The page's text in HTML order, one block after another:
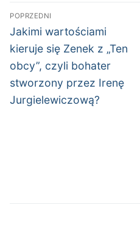
Nawigacja
wpisu
POPRZEDNI
Poprzedni
wpis:
Jakimi wartościami
kieruje się Zenek z „Ten
obcy”, czyli bohater
stworzony przez Irenę
Jurgielewiczową?